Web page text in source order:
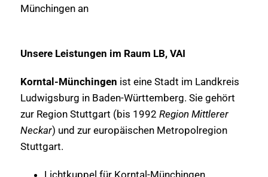
Münchingen an
Unsere Leistungen im Raum LB, VAI
Korntal-Münchingen ist eine Stadt im Landkreis
Ludwigsburg in Baden-Württemberg. Sie gehört
zur Region Stuttgart (bis 1992 Region Mittlerer
Neckar) und zur europäischen Metropolregion
Stuttgart.
Lichtkuppel für Korntal-Münchingen